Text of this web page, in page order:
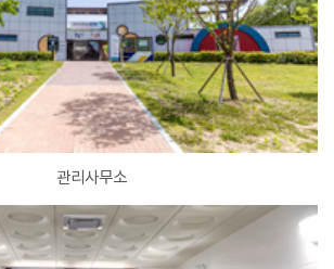
관리사무소